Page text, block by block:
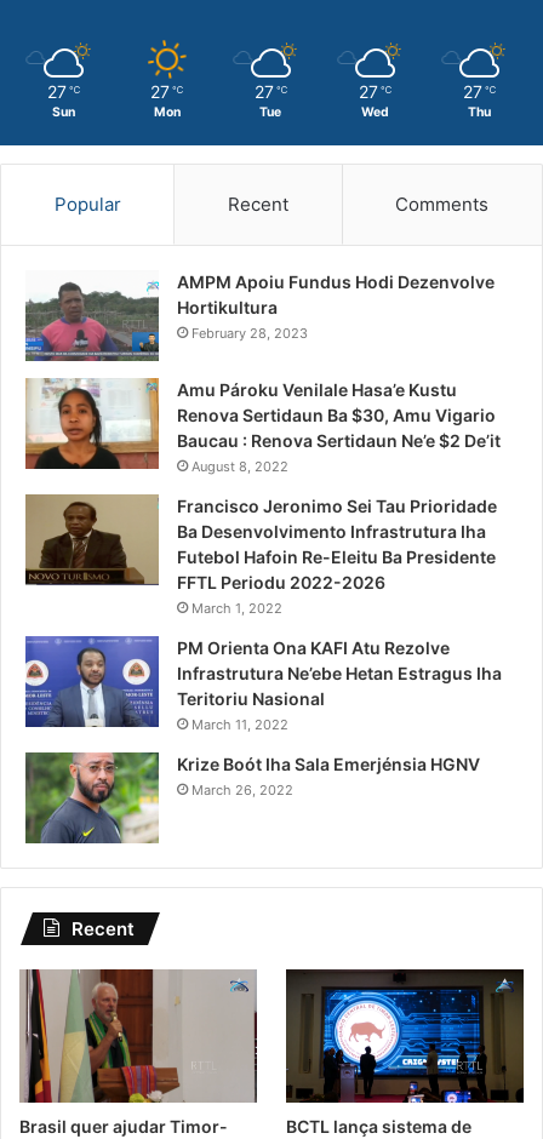
27 ℃
Sun
27 ℃
Mon
27 ℃
Tue
27 ℃
Wed
27 ℃
Thu
Popular Recent Comments
AMPM Apoiu Fundus Hodi Dezenvolve
Hortikultura
February 28, 2023
Amu Pároku Venilale Hasa’e Kustu
Renova Sertidaun Ba $30, Amu Vigario
Baucau : Renova Sertidaun Ne’e $2 De’it
August 8, 2022
Francisco Jeronimo Sei Tau Prioridade
Ba Desenvolvimento Infrastrutura Iha
Futebol Hafoin Re-Eleitu Ba Presidente
FFTL Periodu 2022-2026
March 1, 2022
PM Orienta Ona KAFI Atu Rezolve
Infrastrutura Ne’ebe Hetan Estragus Iha
Teritoriu Nasional
March 11, 2022
Krize Boót Iha Sala Emerjénsia HGNV
March 26, 2022
Recent
Brasil quer ajudar Timor-
BCTL lança sistema de